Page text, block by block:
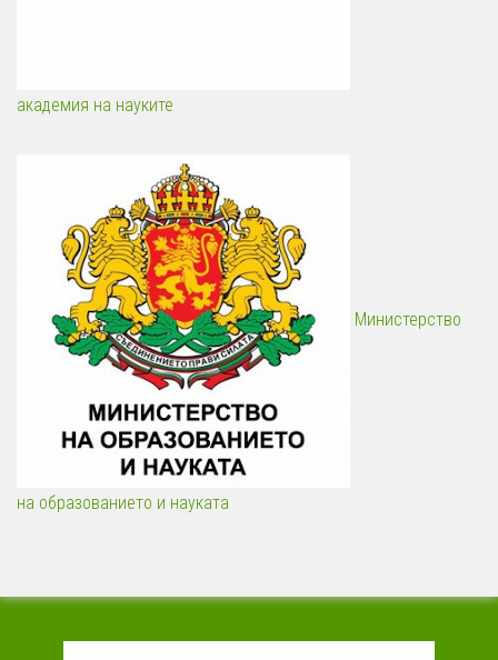
академия на науките
Министерство
на образованието и науката